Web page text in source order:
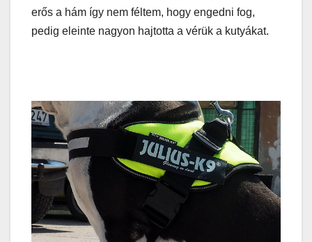
erős a hám így nem féltem, hogy engedni fog,
pedig eleinte nagyon hajtotta a vérük a kutyákat.